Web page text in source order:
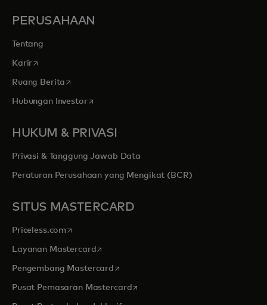
PERUSAHAAN
Tentang
Kariropens in a new tab
Ruang Berita opens in a new tab
Hubungan Investoropens in a new tab
HUKUM & PRIVASI
Privasi & Tanggung Jawab Data
Peraturan Perusahaan yang Mengikat (BCR)
SITUS MASTERCARD
Priceless.com opens in a new tab
Layanan Mastercardopens in a new tab
Pengembang Mastercard opens in a new tab
Pusat Pemasaran Mastercardopens in a new tab